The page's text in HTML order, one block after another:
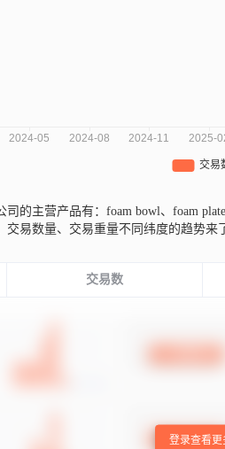
司的主营产品有：foam bowl、foam
易数量、交易重量不同纬度的趋势来
交易数
登录查看更